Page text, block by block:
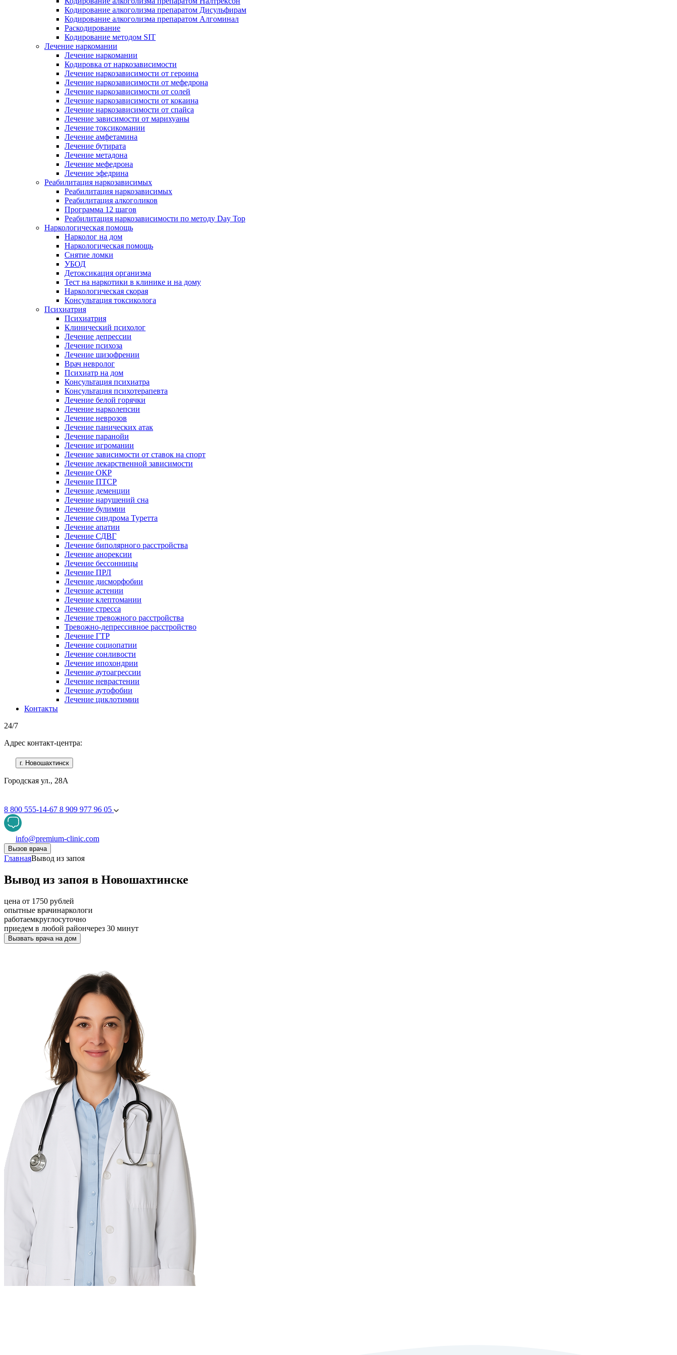
Кодирование алкоголизма препаратом Дисульфирам
Кодирование алкоголизма препаратом Алгоминал
Раскодирование
Кодирование методом SIT
Лечение наркомании
Лечение наркомании
Кодировка от наркозависимости
Лечение наркозависимости от героина
Лечение наркозависимости от мефедрона
Лечение наркозависимости от солей
Лечение наркозависимости от кокаина
Лечение наркозависимости от спайса
Лечение зависимости от марихуаны
Лечение токсикомании
Лечение амфетамина
Лечение бутирата
Лечение метадона
Лечение мефедрона
Лечение эфедрина
Реабилитация наркозависимых
Реабилитация наркозависимых
Реабилитация алкоголиков
Программа 12 шагов
Реабилитация наркозависимости по методу Day Top
Наркологическая помощь
Нарколог на дом
Наркологическая помощь
Снятие ломки
УБОД
Детоксикация организма
Тест на наркотики в клинике и на дому
Наркологическая скорая
Консультация токсиколога
Психиатрия
Психиатрия
Клинический психолог
Лечение депрессии
Лечение психоза
Лечение шизофрении
Врач невролог
Психиатр на дом
Консультация психиатра
Консультация психотерапевта
Лечение белой горячки
Лечение нарколепсии
Лечение неврозов
Лечение панических атак
Лечение паранойи
Лечение игромании
Лечение зависимости от ставок на спорт
Лечение лекарственной зависимости
Лечение ОКР
Лечение ПТСР
Лечение деменции
Лечение нарушений сна
Лечение булимии
Лечение синдрома Туретта
Лечение апатии
Лечение СДВГ
Лечение биполярного расстройства
Лечение анорексии
Лечение бессонницы
Лечение ПРЛ
Лечение дисморфобии
Лечение астении
Лечение клептомании
Лечение стресса
Лечение тревожного расстройства
Тревожно-депрессивное расстройство
Лечение ГТР
Лечение социопатии
Лечение сонливости
Лечение ипохондрии
Лечение аутоагрессии
Лечение неврастении
Лечение аутофобии
Лечение циклотимии
Контакты
24/7
Адрес контакт-центра:
г. Новошахтинск
Городская ул., 28А
8 800 555-14-67 8 909 977 96 05
info@premium-clinic.com
Вызов врача
ГлавнаяВывод из запоя
Вывод из запоя в Новошахтинске
цена от 1750 рублей
опытные врачинаркологи
работаемкруглосуточно
приедем в любой райончерез 30 минут
Вызвать врача на дом